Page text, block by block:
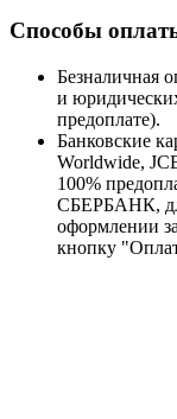
Способы
Безналичная
и
предоплате).
Банковские
Worldwide,
100%
СБЕРБАНК,
оформлении
кнопку